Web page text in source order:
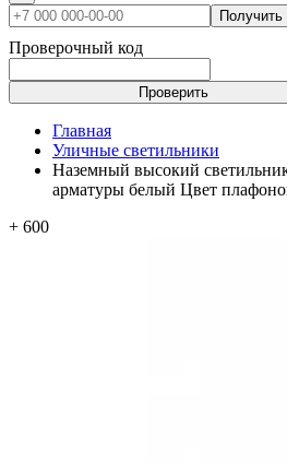
Получить
Проверочный код
Проверить
Главная
Уличные светильники
Наземный высокий
арматуры белый Цвет
+ 600